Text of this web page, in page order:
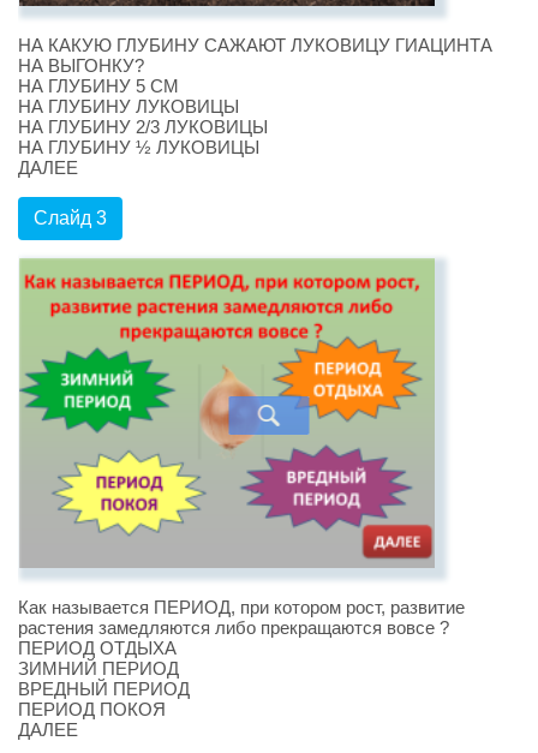
НА КАКУЮ ГЛУБИНУ САЖАЮТ ЛУКОВИЦУ ГИАЦИНТА
НА ВЫГОНКУ?
НА ГЛУБИНУ 5 СМ
НА ГЛУБИНУ ЛУКОВИЦЫ
НА ГЛУБИНУ 2/3 ЛУКОВИЦЫ
НА ГЛУБИНУ ½ ЛУКОВИЦЫ
ДАЛЕЕ
Слайд 3
Как называется ПЕРИОД, при котором рост, развитие
растения замедляются либо прекращаются вовсе ?
ПЕРИОД ОТДЫХА
ЗИМНИЙ ПЕРИОД
ВРЕДНЫЙ ПЕРИОД
ПЕРИОД ПОКОЯ
ДАЛЕЕ